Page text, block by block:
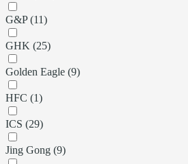
G&P (11)
GHK (25)
Golden Eagle (9)
HFC (1)
ICS (29)
Jing Gong (9)